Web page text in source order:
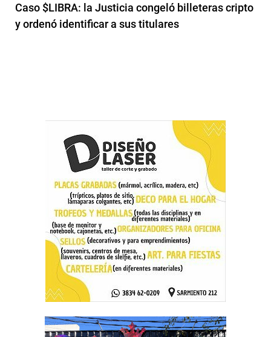
Caso $LIBRA: la Justicia congeló billeteras cripto
y ordenó identificar a sus titulares